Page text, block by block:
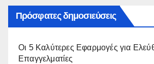
Πρόσφατες δημοσιεύσεις
Οι 5 Καλύτερες Εφαρμογές για
Επαγγελματίες